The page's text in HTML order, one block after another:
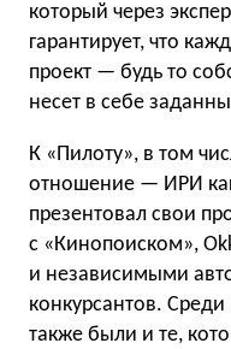
который через
гарантирует, что
проект — будь то
несет в себе
К «Пилоту», в том
отношение — ИРИ
презентовал свои
с «Кинопоиском»,
и независимыми
конкурсантов. Среди
также были и те,